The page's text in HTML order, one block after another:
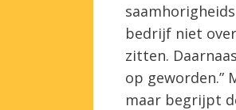
bedrijf niet
zitten.
op geworden.”
maar begrijpt